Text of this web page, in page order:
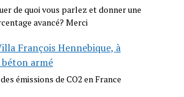
de quoi vous parlez et donner une
avancé? Merci
François Hennebique, à
armé
émissions de CO2 en France